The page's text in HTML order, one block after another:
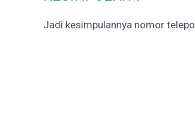
Jadi kesimpulannya nomor